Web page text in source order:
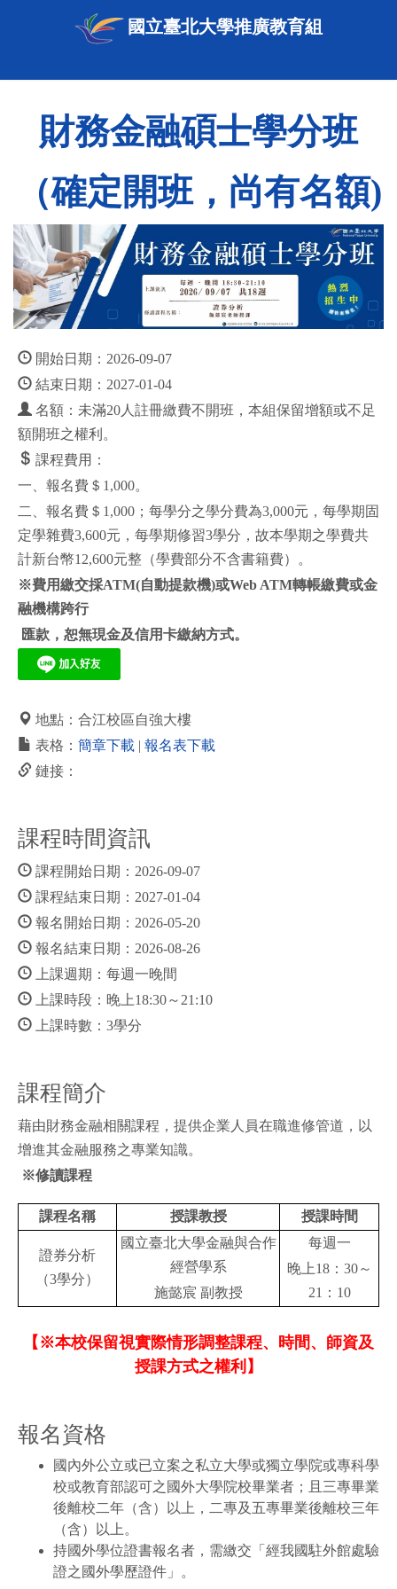
國立臺北大學推廣教育組
財務金融碩士學分班
（確定開班，尚有名額)
開始日期：2026-09-07
結束日期：2027-01-04
名額：未滿20人註冊繳費不開班，本組保留增額或不足
額開班之權利。
課程費用：
一、報名費＄1,000。
二、報名費＄1,000；每學分之學分費為3,000元，每學期固
定學雜費3,600元，每學期修習3學分，故本學期之學費共
計新台幣12,600元整（學費部分不含書籍費）。
※費用繳交採ATM(自動提款機)或Web ATM轉帳繳費或金
融機構跨行
匯款，恕無現金及信用卡繳納方式。
地點：合江校區自強大樓
表格： 簡章下載 | 報名表下載
鏈接：
課程時間資訊
課程開始日期：2026-09-07
課程結束日期：2027-01-04
報名開始日期：2026-05-20
報名結束日期：2026-08-26
上課週期：每週一晚間
上課時段：晚上18:30～21:10
上課時數：3學分
課程簡介
藉由財務金融相關課程，提供企業人員在職進修管道，以
增進其金融服務之專業知識。
※修讀課程
課程名稱 授課教授 授課時間
證券分析
（3學分）
國立臺北大學金融與合作
經營學系
施懿宸 副教授
每週一
晚上18：30～
21：10
【※本校保留視實際情形調整課程、時間、師資及
授課方式之權利】
報名資格
國內外公立或已立案之私立大學或獨立學院或專科學
校或教育部認可之國外大學院校畢業者；且三專畢業
後離校二年（含）以上，二專及五專畢業後離校三年
（含）以上。
持國外學位證書報名者，需繳交「經我國駐外館處驗
證之國外學歷證件」。